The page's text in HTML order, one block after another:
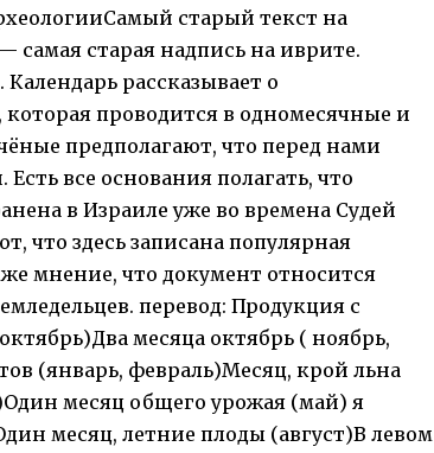
старый текст на
самая старая надпись на иврите.
рассказывает о
которая проводится в одномесячные и
предполагают, что перед нами
все основания полагать, что
в Израиле уже во времена Судей
что здесь записана популярная
мнение, что документ относится
перевод: Продукция с
месяца октябрь ( ноябрь,
(январь, февраль)Месяц, крой льна
месяц общего урожая (май) я
месяц, летние плоды (август)В левом